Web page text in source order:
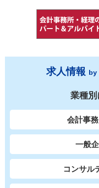
求人情報 by
業種
会計事
一般
コンサル